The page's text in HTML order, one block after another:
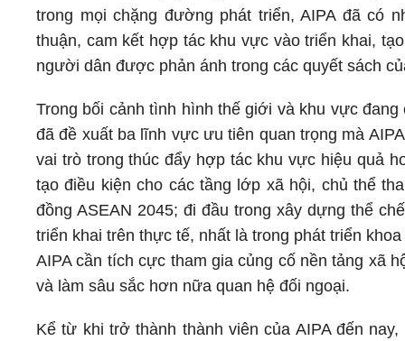
trong mọi chặng đường phát triển, AIPA đã có
thuận, cam kết hợp tác khu vực vào triển khai,
người dân được phản ánh trong các quyết sách
Trong bối cảnh tình hình thế giới và khu vực
đã đề xuất ba lĩnh vực ưu tiên quan trọng mà
vai trò trong thúc đẩy hợp tác khu vực hiệu quả
tạo điều kiện cho các tầng lớp xã hội, chủ thể
đồng ASEAN 2045; đi đầu trong xây dựng thể
triển khai trên thực tế, nhất là trong phát triển
AIPA cần tích cực tham gia củng cố nền tảng xã
và làm sâu sắc hơn nữa quan hệ đối ngoại.
Kể từ khi trở thành thành viên của AIPA đến